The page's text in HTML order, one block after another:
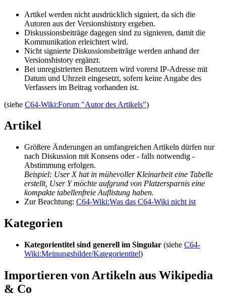
Artikel werden nicht ausdrücklich signiert, da sich die
Autoren aus der Versionshistory ergeben.
Diskussionsbeiträge dagegen sind zu signieren, damit die
Kommunikation erleichtert wird.
Nicht signierte Diskussionsbeiträge werden anhand der
Versionshistory ergänzt.
Bei unregistrierten Benutzern wird vorerst IP-Adresse mit
Datum und Uhrzeit eingesetzt, sofern keine Angabe des
Verfassers im Beitrag vorhanden ist.
(siehe C64-Wiki:Forum "Autor des Artikels")
Artikel
Größere Änderungen an umfangreichen Artikeln dürfen nur
nach Diskussion mit Konsens oder - falls notwendig -
Abstimmung erfolgen.
Beispiel: User X hat in mühevoller Kleinarbeit eine Tabelle
erstellt, User Y möchte aufgrund von Platzersparnis eine
kompakte tabellenfreie Auflistung haben.
Zur Beachtung: C64-Wiki:Was das C64-Wiki nicht ist
Kategorien
Kategorientitel sind generell im Singular (siehe C64-
Wiki:Meinungsbilder/Kategorientitel)
Importieren von Artikeln aus Wikipedia
& Co